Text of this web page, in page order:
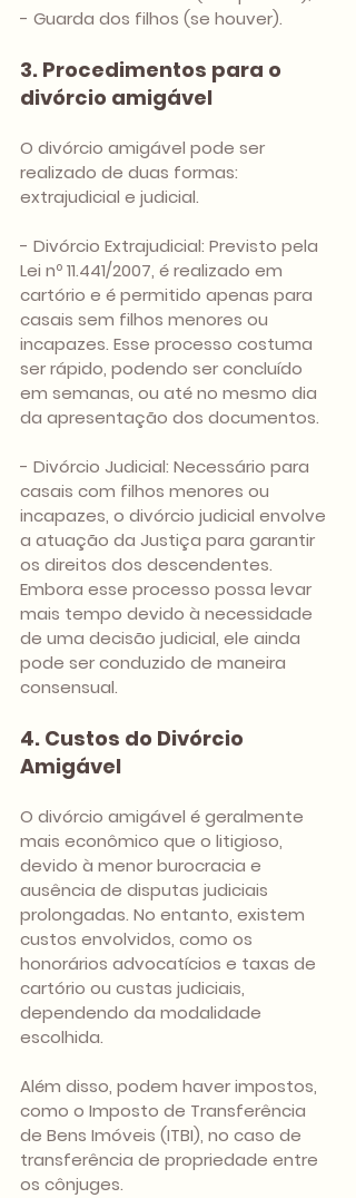
- Guarda dos filhos (se houver).
3. Procedimentos para o
divórcio amigável
O divórcio amigável pode ser
realizado de duas formas:
extrajudicial e judicial.
- Divórcio Extrajudicial: Previsto pela
Lei nº 11.441/2007, é realizado em
cartório e é permitido apenas para
casais sem filhos menores ou
incapazes. Esse processo costuma
ser rápido, podendo ser concluído
em semanas, ou até no mesmo dia
da apresentação dos documentos.
- Divórcio Judicial: Necessário para
casais com filhos menores ou
incapazes, o divórcio judicial envolve
a atuação da Justiça para garantir
os direitos dos descendentes.
Embora esse processo possa levar
mais tempo devido à necessidade
de uma decisão judicial, ele ainda
pode ser conduzido de maneira
consensual.
4. Custos do Divórcio
Amigável
O divórcio amigável é geralmente
mais econômico que o litigioso,
devido à menor burocracia e
ausência de disputas judiciais
prolongadas. No entanto, existem
custos envolvidos, como os
honorários advocatícios e taxas de
cartório ou custas judiciais,
dependendo da modalidade
escolhida.
Além disso, podem haver impostos,
como o Imposto de Transferência
de Bens Imóveis (ITBI), no caso de
transferência de propriedade entre
os cônjuges.